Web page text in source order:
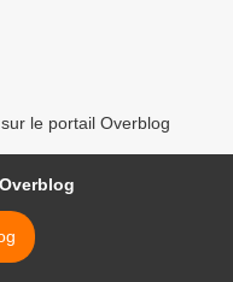
le portail Overblog